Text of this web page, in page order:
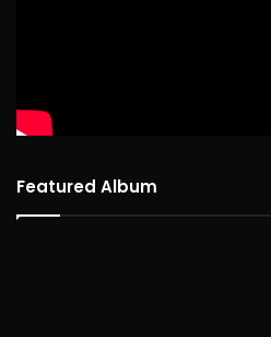
Featured Album